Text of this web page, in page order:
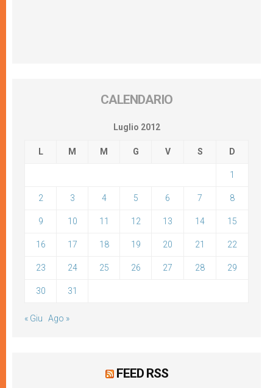
CALENDARIO
Luglio 2012
L M M G V S D
1
2 3 4 5 6 7 8
9 10 11 12 13 14 15
16 17 18 19 20 21 22
23 24 25 26 27 28 29
30 31
« Giu Ago »
FEED RSS